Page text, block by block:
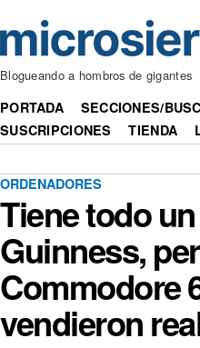
Blogueando a hombros de gigantes
PORTADA SECCIONES/
SUSCRIPCIONES
TIENDA
ORDENADORES
Tiene todo
Guinness,
Commodore
vendieron